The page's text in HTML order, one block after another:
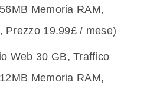
Memoria RAM,
Prezzo 19.99£ / mese)
Web 30 GB, Traffico
Memoria RAM,